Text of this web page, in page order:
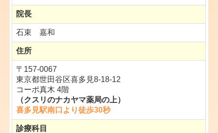
院長
石束 嘉和
住所
〒157-0067
東京都世田谷区喜多見8-18-12
コーポ真木 4階
（クスリのナカヤマ薬局の上）
喜多見駅南口より徒歩30秒
診療科目